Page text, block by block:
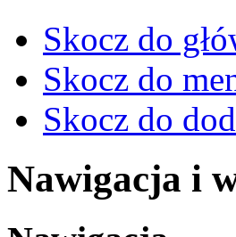
Skocz do
Skocz do
Skocz do
Nawigacja i